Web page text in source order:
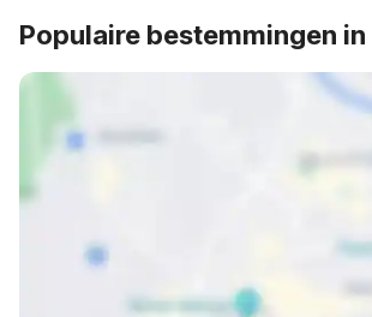
Populaire bestemmingen